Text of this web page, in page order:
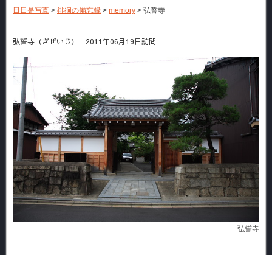
日日是写真 > 徘徊の備忘録 > memory > 弘誓寺
弘誓寺（ぎぜいじ） 2011年06月19日訪問
弘誓寺